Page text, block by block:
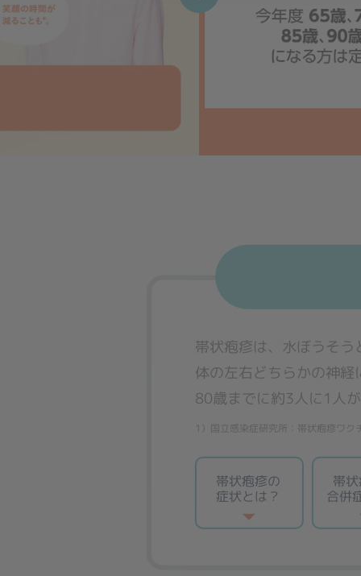
帯状疱疹は、水ぼうそ
体の左右どちらかの神
80歳までに約3人に1人
1）国立感染症研究所：帯状疱疹ワ
帯状疱疹の
症状とは？
帯
合併
ようにブラウザを設定できます
Advertising（アドバタイジン